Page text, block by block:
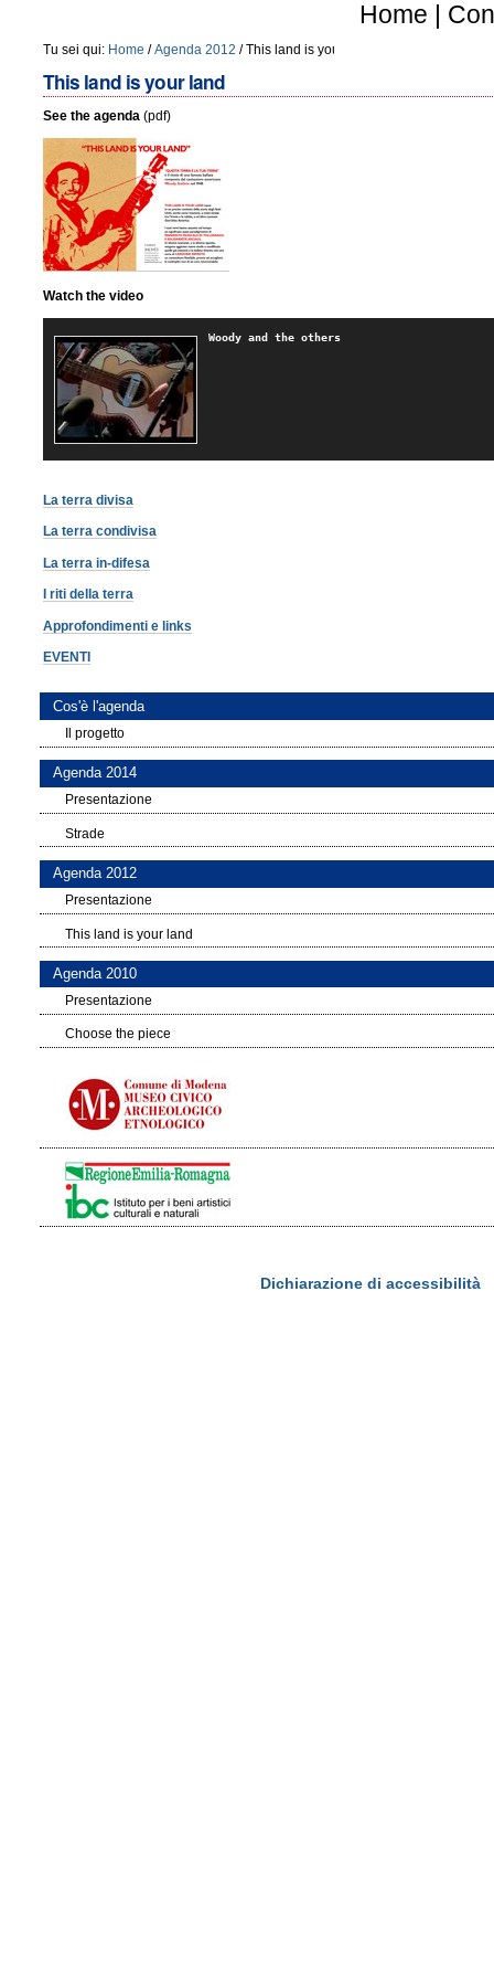
ai
contenuti.
|
Salta
alla
navigazione
Home |
Tu sei qui: Home /Agenda 2012 /This land is your land
This land is your land
See the agenda (pdf)
Watch the video
Woody and the others
La terra divisa
La terra condivisa
La terra in-difesa
I riti della terra
Approfondimenti e links
EVENTI
Cos'è l'agenda
Il progetto
Agenda 2014
Presentazione
Strade
Agenda 2012
Presentazione
This land is your land
Agenda 2010
Presentazione
Choose the piece
Dichiarazione di accessibilità